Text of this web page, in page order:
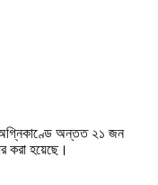
অগ্নিকাণ্ডে অন্তত ২১ জন
করা হয়েছে।